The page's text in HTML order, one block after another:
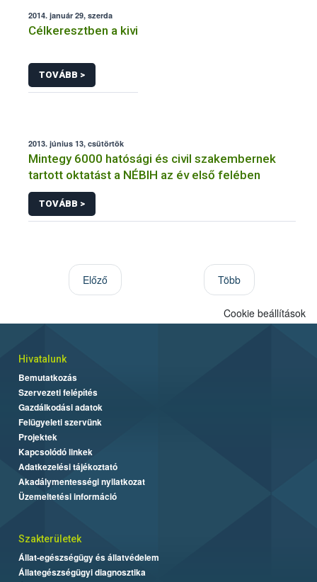
2014. január 29, szerda
Célkeresztben a kivi
TOVÁBB >
2013. június 13, csütörtök
Mintegy 6000 hatósági és civil szakembernek
tartott oktatást a NÉBIH az év első felében
TOVÁBB >
Előző Több
Cookie beállítások
Hivatalunk
Bemutatkozás
Szervezeti felépítés
Gazdálkodási adatok
Felügyeleti szervünk
Projektek
Kapcsolódó linkek
Adatkezelési tájékoztató
Akadálymentességi nyilatkozat
Üzemeltetési információ
Szakterületek
Állat-egészségügy és állatvédelem
Állategészségügyi diagnosztika